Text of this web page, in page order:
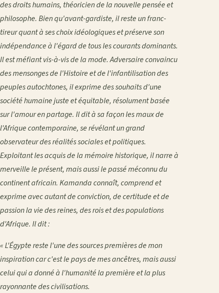
des droits humains, théoricien de la nouvelle pensée et
philosophe. Bien qu'avant-gardiste, il reste un franc-
tireur quant à ses choix idéologiques et préserve son
indépendance à l'égard de tous les courants dominants.
Il est méfiant vis-à-vis de la mode. Adversaire convaincu
des mensonges de l'Histoire et de l'infantilisation des
peuples autochtones, il exprime des souhaits d'une
société humaine juste et équitable, résolument basée
sur l'amour en partage. Il dit à sa façon les maux de
l'Afrique contemporaine, se révélant un grand
observateur des réalités sociales et politiques.
Exploitant les acquis de la mémoire historique, il narre à
merveille le présent, mais aussi le passé méconnu du
continent africain. Kamanda connaît, comprend et
exprime avec autant de conviction, de certitude et de
passion la vie des reines, des rois et des populations
d'Afrique. Il dit :
« L'Égypte reste l'une des sources premières de mon
inspiration car c'est le pays de mes ancêtres, mais aussi
celui qui a donné à l'humanité la première et la plus
rayonnante des civilisations.